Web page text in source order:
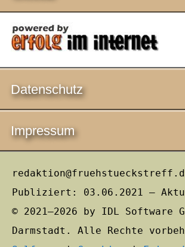
Datenschutz
Impressum
Publiziert: 03.06.2021 –
© 2021–2026 by IDL Software
Darmstadt. Alle Rechte